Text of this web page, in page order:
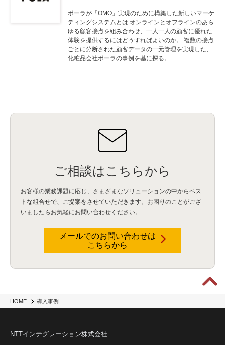
HOME 導入事例
ポーラが「OMO」実現のために構築した新しいマーケ
ティングシステムとは オンラインとオフラインのあら
ゆる顧客接点を組み合わせ、一人一人の顧客に優れた
体験を提供するにはどうすればよいのか。 複数の接点
ごとに分断された顧客データの一元管理を実現した、
化粧品会社ポーラの事例を基に探る。
ご相談はこちらから
お客様の業務課題に応じ、さまざまなソリューションの中からベス
トな組合せで、
ご提案をさせていただきます。お困りのことがござ
いましたらお気軽にお問い合わせください。
メールでのお問い合わせは
こちらから
NTTインテグレーション株式会社